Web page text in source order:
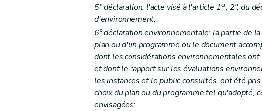
Art. D29-8
Art. D29-9
Sous-section 3 Notification
Art. D29-10
Art. D29-11
Sous-section 4 Publicité supplémentaire
Art. D29-12
Section 2 De l'enquête publique
5° déclaration: l'acte visé à l'article 1er, 2°, du
d'environnement;
6° déclaration environnementale: la partie de
plan ou d'un programme ou le document
dont les considérations environnementales
et dont le rapport sur les évaluations
les instances et le public consultés, ont été
choix du plan ou du programme tel qu'adopté,
envisagées;